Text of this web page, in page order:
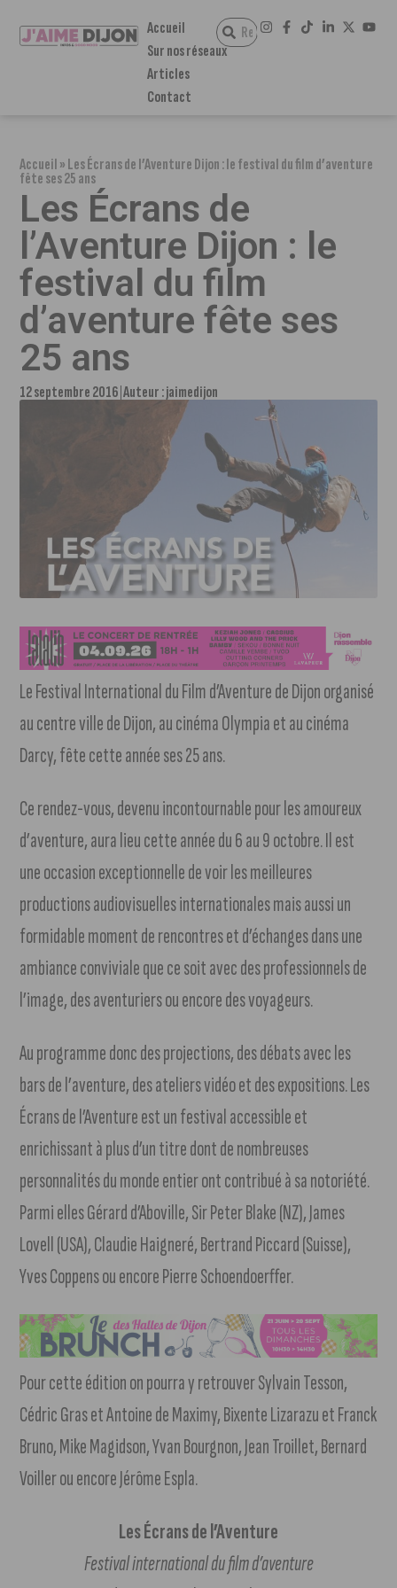
Accueil
Sur nos réseaux
Articles
Contact
Accueil»Les Écrans de l’Aventure Dijon : le festival du film d’aventure
fête ses 25 ans
Les Écrans de
l’Aventure Dijon : le
festival du film
d’aventure fête ses
25 ans
12 septembre 2016 Auteur :jaimedijon
Le Festival International du Film d’Aventure de Dijon organisé
au centre ville de Dijon, au cinéma Olympia et au cinéma
Darcy, fête cette année ses 25 ans.
Ce rendez-vous, devenu incontournable pour les amoureux
d’aventure, aura lieu cette année du 6 au 9 octobre. Il est
une occasion exceptionnelle de voir les meilleures
productions audiovisuelles internationales mais aussi un
formidable moment de rencontres et d’échanges dans une
ambiance conviviale que ce soit avec des professionnels de
l’image, des aventuriers ou encore des voyageurs.
Au programme donc des projections, des débats avec les
bars de l’aventure, des ateliers vidéo et des expositions. Les
Écrans de l’Aventure est un festival accessible et
enrichissant à plus d’un titre dont de nombreuses
personnalités du monde entier ont contribué à sa notoriété.
Parmi elles Gérard d’Aboville, Sir Peter Blake (NZ), James
Lovell (USA), Claudie Haigneré, Bertrand Piccard (Suisse),
Yves Coppens ou encore Pierre Schoendoerffer.
Pour cette édition on pourra y retrouver Sylvain Tesson,
Cédric Gras et Antoine de Maximy, Bixente Lizarazu et Franck
Bruno, Mike Magidson, Yvan Bourgnon, Jean Troillet, Bernard
Voiller ou encore Jérôme Espla.
Les Écrans de l’Aventure
Festival international du film d’aventure